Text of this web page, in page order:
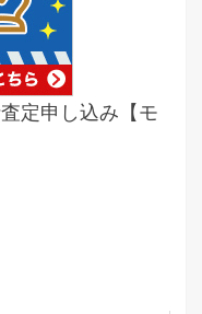
定申し込み【モ